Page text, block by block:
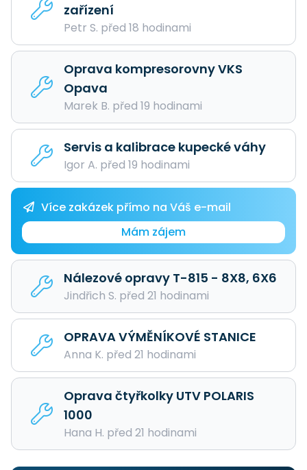
zařízení
Petr S. před 18 hodinami
Oprava kompresorovny VKS
Opava
Marek B. před 19 hodinami
Servis a kalibrace kupecké váhy
Igor A. před 19 hodinami
Více zakázek přímo na Váš e-mail
Mám zájem
Nálezové opravy T-815 - 8X8, 6X6
Jindřich S. před 21 hodinami
OPRAVA VÝMĚNÍKOVÉ STANICE
Anna K. před 21 hodinami
Oprava čtyřkolky UTV POLARIS
1000
Hana H. před 21 hodinami